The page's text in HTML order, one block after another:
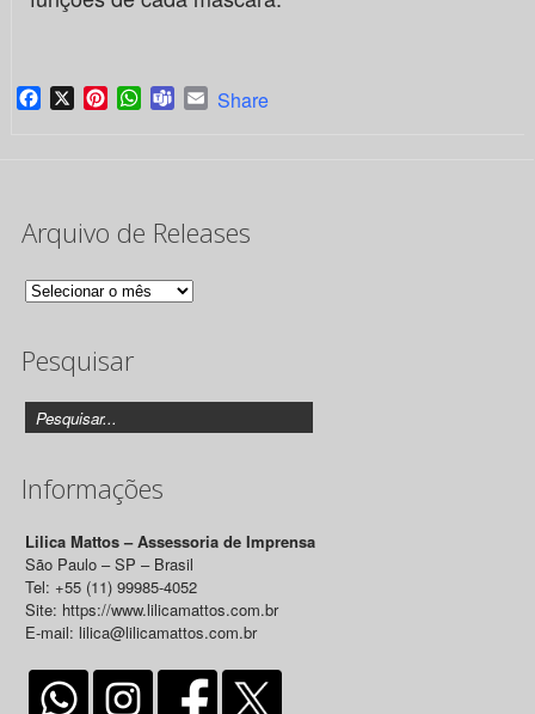
Facebook
X PinterestWhatsApp
TeamsEmail
Share
Arquivo de Releases
Arquivo
Releases
Pesquisar
Informações
Lilica Mattos – Assessoria de Imprensa
São Paulo – SP – Brasil
Tel: +55 (11) 99985-4052
Site: https://www.lilicamattos.com.br
E-mail: lilica@lilicamattos.com.br